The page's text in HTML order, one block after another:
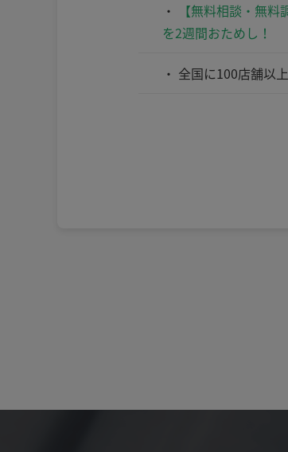
【無料相談・無
を2週間おためし！
全国に100店舗以